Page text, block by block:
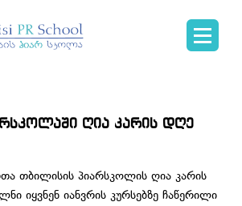
ღია კარის დღე
თბილისის პიარსკოლის ღია კარის
იყვნენ იანვრის კურსებზე ჩაწერილი